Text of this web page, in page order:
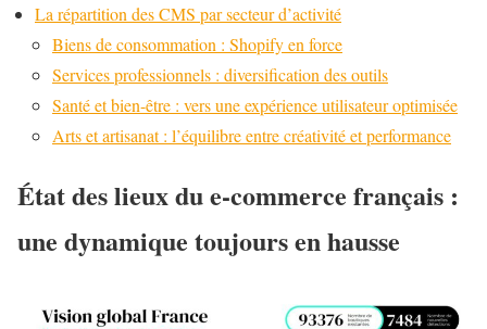
La répartition des CMS par secteur d’activité
Biens de consommation : Shopify en force
Services professionnels : diversification des outils
Santé et bien-être : vers une expérience utilisateur optimisée
Arts et artisanat : l’équilibre entre créativité et performance
État des lieux du e-commerce français :
une dynamique toujours en hausse